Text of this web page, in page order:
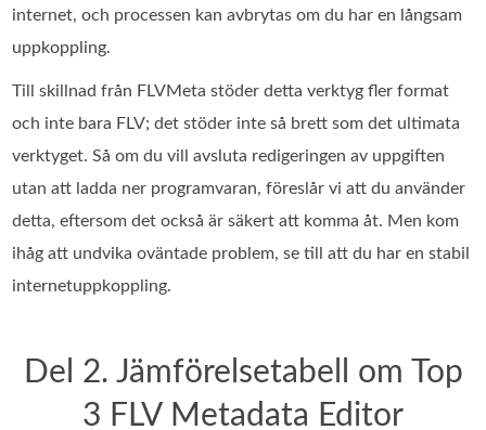
internet, och processen kan avbrytas om du har en långsam
uppkoppling.
Till skillnad från FLVMeta stöder detta verktyg fler format
och inte bara FLV; det stöder inte så brett som det ultimata
verktyget. Så om du vill avsluta redigeringen av uppgiften
utan att ladda ner programvaran, föreslår vi att du använder
detta, eftersom det också är säkert att komma åt. Men kom
ihåg att undvika oväntade problem, se till att du har en stabil
internetuppkoppling.
Del 2. Jämförelsetabell om Top
3 FLV Metadata Editor